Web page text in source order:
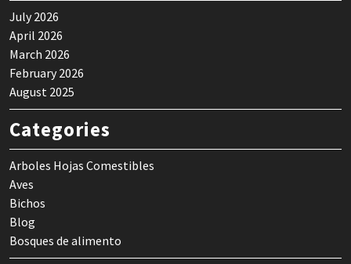
July 2026
April 2026
March 2026
February 2026
August 2025
Categories
Arboles Hojas Comestibles
Aves
Bichos
Blog
Bosques de alimento